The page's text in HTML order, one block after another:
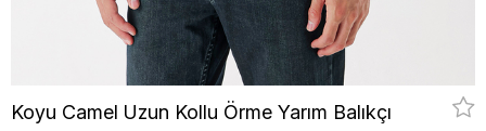
Koyu Camel Uzun Kollu Örme Yarım Balıkçı